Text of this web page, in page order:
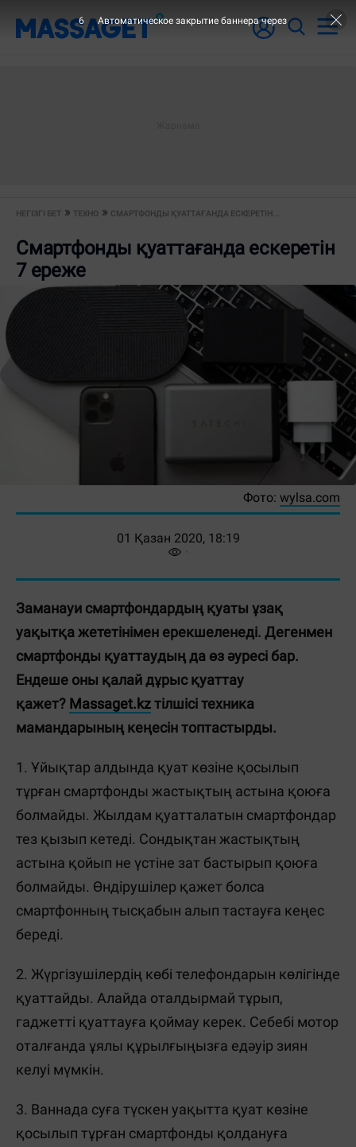
НЕГІЗГІ БЕТ ТЕХНО СМАРТФОНДЫ ҚУАТТАҒАНДА ЕСКЕРЕТІН...
Смартфонды қуаттағанда ескеретін
7 ереже
Фото: wylsa.com
01 Қазан 2020, 18:19
Заманауи смартфондардың қуаты ұзақ
уақытқа жететінімен ерекшеленеді. Дегенмен
смартфонды қуаттаудың да өз әуресі бар.
Ендеше оны қалай дұрыс қуаттау
қажет? Massaget.kzтілшісі техника
мамандарының кеңесін топтастырды.
1. Ұйықтар алдында қуат көзіне қосылып
тұрған смартфонды жастықтың астына қоюға
болмайды. Жылдам қуатталатын смартфондар
тез қызып кетеді. Сондықтан жастықтың
астына қойып не үстіне зат бастырып қоюға
болмайды. Өндірушілер қажет болса
смартфонның тысқабын алып тастауға кеңес
береді.
2. Жүргізушілердің көбі телефондарын көлігінде
қуаттайды. Алайда оталдырмай тұрып,
гаджетті қуаттауға қоймау керек. Себебі мотор
оталғанда ұялы құрылғыңызға едәуір зиян
келуі мүмкін.
3. Ваннада суға түскен уақытта қуат көзіне
қосылып тұрған смартфонды қолдануға
6 Автоматическое закрытие баннера через